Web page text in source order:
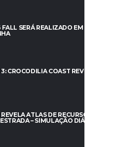
SERÁ REALIZADO EM BREVE
CROCODILIA COAST REVELA O
ATLAS DE RECURSO DE
– SIMULAÇÃO DIÁRIA